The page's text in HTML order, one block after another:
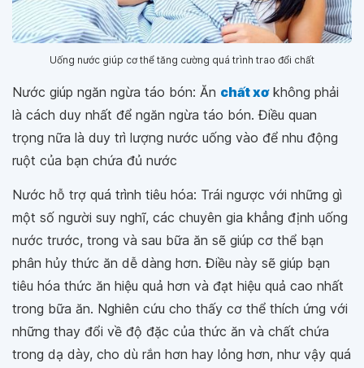
Uống nước giúp cơ thể tăng cường quá trình trao đổi chất
Nước giúp ngăn ngừa táo bón: Ăn chất xơkhông phải
là cách duy nhất để ngăn ngừa táo bón. Điều quan
trọng nữa là duy trì lượng nước uống vào để nhu động
ruột của bạn chứa đủ nước
Nước hỗ trợ quá trình tiêu hóa: Trái ngược với những gì
một số người suy nghĩ, các chuyên gia khẳng định uống
nước trước, trong và sau bữa ăn sẽ giúp cơ thể bạn
phân hủy thức ăn dễ dàng hơn. Điều này sẽ giúp bạn
tiêu hóa thức ăn hiệu quả hơn và đạt hiệu quả cao nhất
trong bữa ăn. Nghiên cứu cho thấy cơ thể thích ứng với
những thay đổi về độ đặc của thức ăn và chất chứa
trong dạ dày, cho dù rắn hơn hay lỏng hơn, như vậy quá